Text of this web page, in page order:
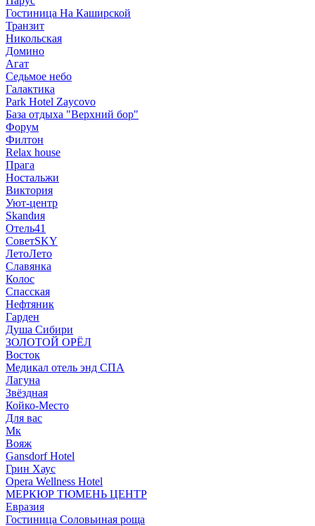
Гостиница На Каширской
Транзит
Никольская
Домино
Агат
Седьмое небо
Галактика
Park Hotel Zaycovo
База отдыха "Верхний бор"
Форум
Филтон
Relax house
Прага
Ностальжи
Виктория
Уют-центр
Skandия
Отель41
СоветSKY
ЛетоЛето
Славянка
Колос
Спасская
Нефтяник
Гарден
Душа Сибири
ЗОЛОТОЙ ОРЁЛ
Восток
Медикал отель энд СПА
Лагуна
Звёздная
Койко-Место
Для вас
Мк
Вояж
Gansdorf Hotel
Грин Хаус
Opera Wellness Hotel
МЕРКЮР ТЮМЕНЬ ЦЕНТР
Евразия
Гостиница Соловьиная роща